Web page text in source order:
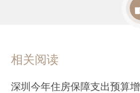
相关阅读
深圳今年住房保障支出预算增